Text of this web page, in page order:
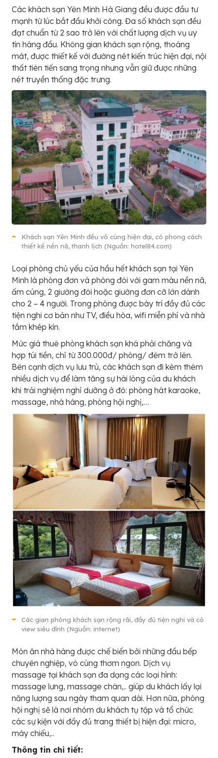
Các khách sạn Yên Minh Hà Giang đều được đầu tư
mạnh từ lúc bắt đầu khởi công. Đa số khách sạn đều
đạt chuẩn từ 2 sao trở lên với chất lượng dịch vụ uy
tín hàng đầu. Không gian khách sạn rộng, thoáng
mát, được thiết kế với đường nét kiến trúc hiện đại, nội
thất tiên tiến sang trọng nhưng vẫn giữ được những
nét truyền thống đặc trưng.
Khách sạn Yên Minh đều vô cùng hiện đại, có phong cách
thiết kế nền nã, thanh lịch (Nguồn: hotel84.com)
Loại phòng chủ yếu của hầu hết khách sạn tại Yên
Minh là phòng đơn và phòng đôi với gam màu nền nã,
ấm cúng, 2 giường đôi hoặc giường đơn cỡ lớn dành
cho 2 – 4 người. Trong phòng được bày trí đầy đủ các
tiện nghi cơ bản như TV, điều hòa, wifi miễn phí và nhà
tắm khép kín.
Mức giá thuê phòng khách sạn khá phải chăng và
hợp túi tiền, chỉ từ 300.000đ/ phòng/ đêm trở lên.
Bên cạnh dịch vụ lưu trú, các khách sạn đi kèm thêm
nhiều dịch vụ để làm tăng sự hài lòng của du khách
khi trải nghiệm nghỉ dưỡng ở đó: phòng hát karaoke,
massage, nhà hàng, phòng hội nghị,…
Các gian phòng khách sạn rộng rãi, đầy đủ tiện nghi và có
view siêu đỉnh (Nguồn: internet)
Món ăn nhà hàng được chế biến bởi những đầu bếp
chuyên nghiệp, vô cùng thơm ngon. Dịch vụ
massage tại khách sạn đa dạng các loại hình:
massage lưng, massage chân,.. giúp du khách lấy lại
năng lượng sau ngày tham quan dài. Hơn nữa, phòng
hội nghị sẽ là nơi nhóm du khách tụ tập và tổ chức
các sự kiện với đầy đủ trang thiết bị hiện đại: micro,
máy chiếu,..
Thông tin chi tiết: